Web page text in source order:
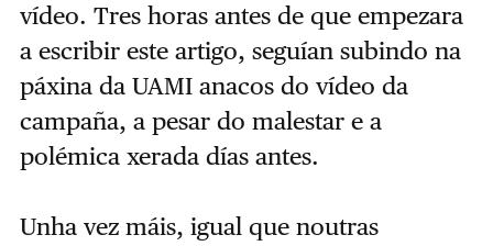
vídeo. Tres horas antes de que empezara
a escribir este artigo, seguían subindo na
páxina da UAMI anacos do vídeo da
campaña, a pesar do malestar e a
polémica xerada días antes.
Unha vez máis, igual que noutras